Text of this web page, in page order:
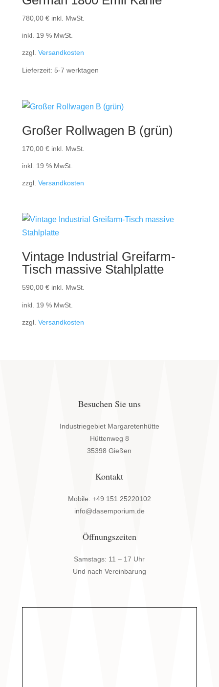
780,00 € inkl. MwSt.
inkl. 19 % MwSt.
zzgl. Versandkosten
Lieferzeit: 5-7 werktagen
Großer Rollwagen B (grün)
170,00 € inkl. MwSt.
inkl. 19 % MwSt.
zzgl. Versandkosten
Vintage Industrial Greifarm-
Tisch massive Stahlplatte
590,00 € inkl. MwSt.
inkl. 19 % MwSt.
zzgl. Versandkosten
Besuchen Sie uns
Industriegebiet Margaretenhütte
Hüttenweg 8
35398 Gießen
Kontakt
Mobile: +49 151 25220102
info@dasemporium.de
Öffnungszeiten
Samstags: 11 – 17 Uhr
Und nach Vereinbarung